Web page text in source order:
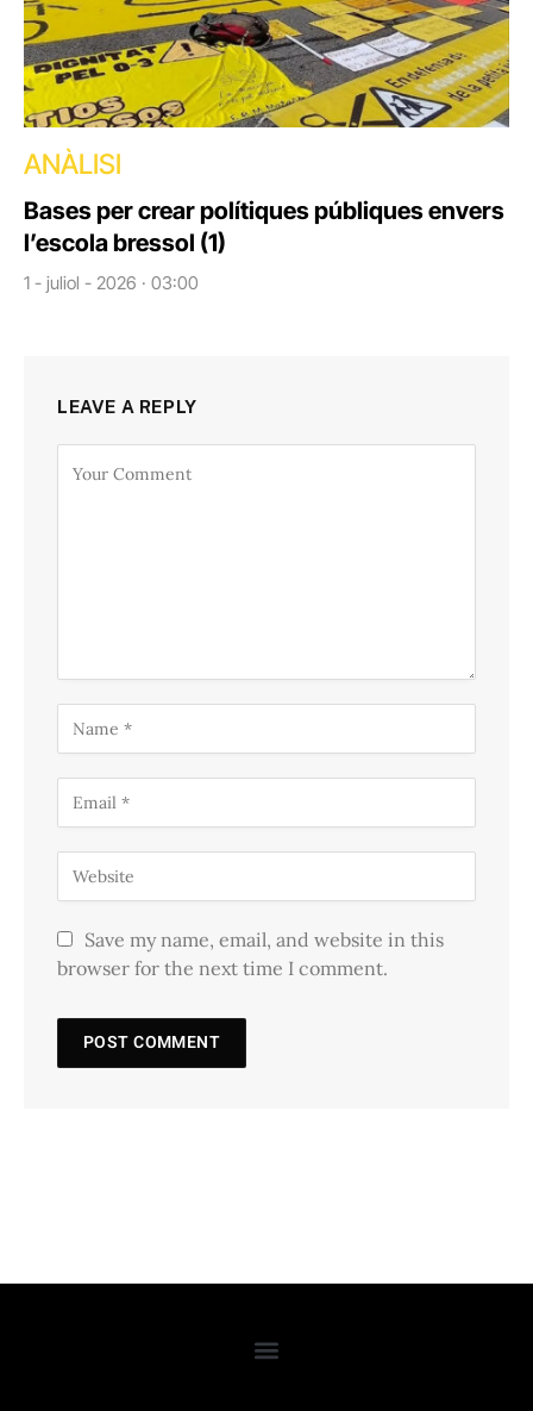
ANÀLISI
Bases per crear polítiques públiques envers
l’escola bressol (1)
1 - juliol - 2026 · 03:00
LEAVE A REPLY
Save my name, email, and website in this
browser for the next time I comment.